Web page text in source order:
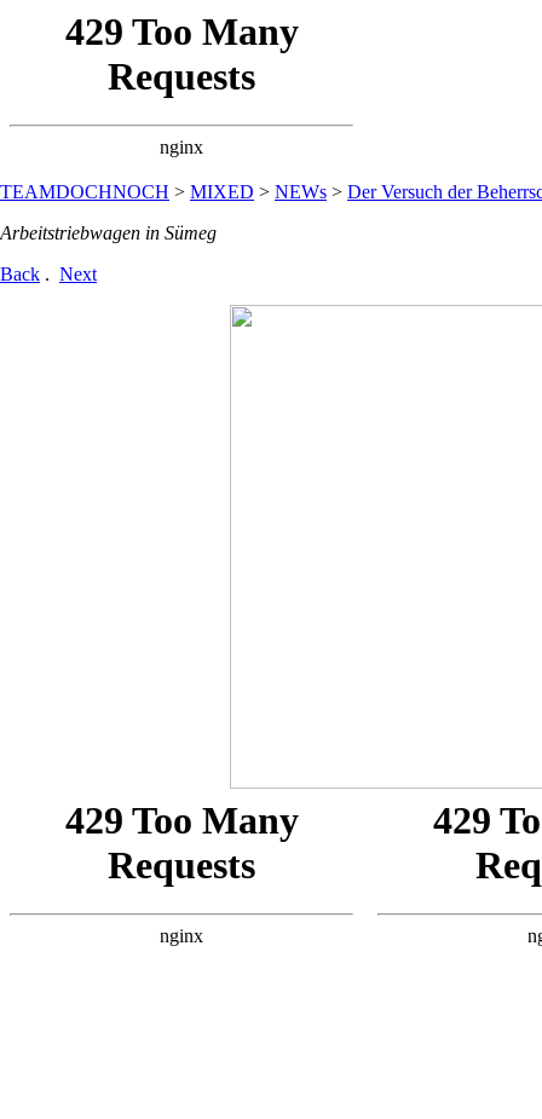
TEAMDOCHNOCH > MIXED > NEWs > Der Versuch der
Arbeitstriebwagen in Sümeg
Back . Next